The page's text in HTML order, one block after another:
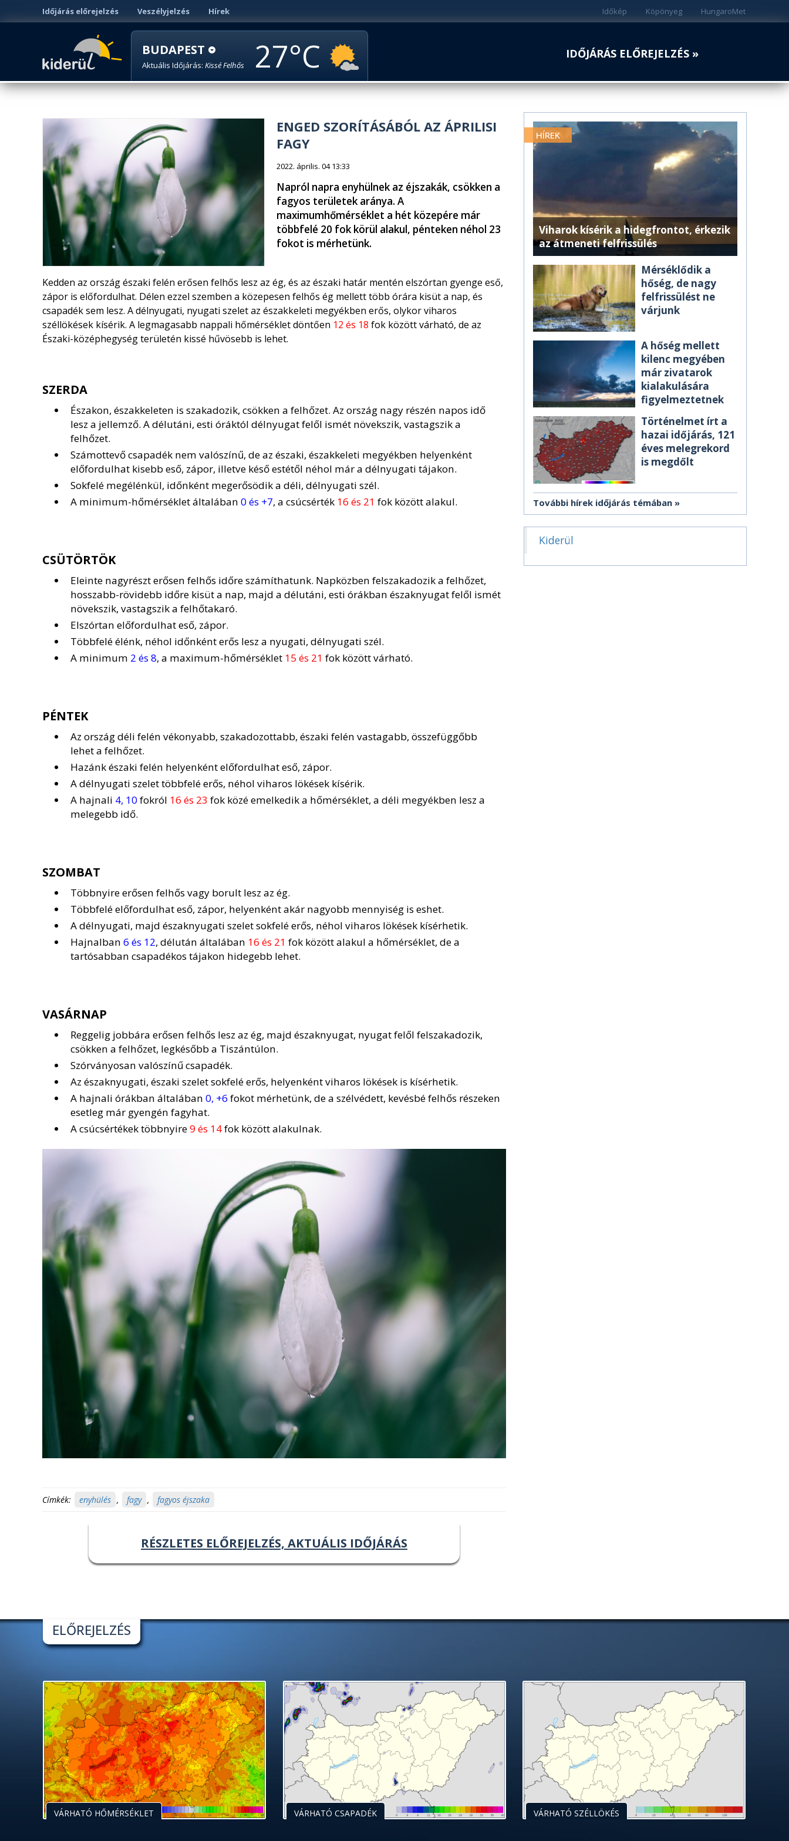
Időjárás előrejelzés Veszélyjelzés Hírek HungaroMet
Köpönyeg
Időkép
BUDAPEST
Aktuális Időjárás: Kissé Felhős 27 IDŐJÁRÁS ELŐREJELZÉS »
ENGED SZORÍTÁSÁBÓL AZ ÁPRILISI
FAGY
2022. április. 04 13:33
Napról napra enyhülnek az éjszakák, csökken a
fagyos területek aránya. A
maximumhőmérséklet a hét közepére már
többfelé 20 fok körül alakul, pénteken néhol 23
fokot is mérhetünk.
Kedden az ország északi felén erősen felhős lesz az ég, és az északi határ mentén elszórtan gyenge eső,
zápor is előfordulhat. Délen ezzel szemben a közepesen felhős ég mellett több órára kisüt a nap, és
csapadék sem lesz. A délnyugati, nyugati szelet az északkeleti megyékben erős, olykor viharos
széllökések kísérik. A legmagasabb nappali hőmérséklet döntően 12 és 18 fok között várható, de az
Északi-középhegység területén kissé hűvösebb is lehet.
SZERDA
Északon, északkeleten is szakadozik, csökken a felhőzet. Az ország nagy részén napos idő
lesz a jellemző. A délutáni, esti óráktól délnyugat felől ismét növekszik, vastagszik a
felhőzet.
Számottevő csapadék nem valószínű, de az északi, északkeleti megyékben helyenként
előfordulhat kisebb eső, zápor, illetve késő estétől néhol már a délnyugati tájakon.
Sokfelé megélénkül, időnként megerősödik a déli, délnyugati szél.
A minimum-hőmérséklet általában 0 és +7, a csúcsérték 16 és 21 fok között alakul.
CSÜTÖRTÖK
Eleinte nagyrészt erősen felhős időre számíthatunk. Napközben felszakadozik a felhőzet,
hosszabb-rövidebb időre kisüt a nap, majd a délutáni, esti órákban északnyugat felől ismét
növekszik, vastagszik a felhőtakaró.
Elszórtan előfordulhat eső, zápor.
Többfelé élénk, néhol időnként erős lesz a nyugati, délnyugati szél.
A minimum 2 és 8, a maximum-hőmérséklet 15 és 21 fok között várható.
PÉNTEK
Az ország déli felén vékonyabb, szakadozottabb, északi felén vastagabb, összefüggőbb
lehet a felhőzet.
Hazánk északi felén helyenként előfordulhat eső, zápor.
A délnyugati szelet többfelé erős, néhol viharos lökések kísérik.
A hajnali 4, 10fokról 16 és 23 fok közé emelkedik a hőmérséklet, a déli megyékben lesz a
melegebb idő.
SZOMBAT
Többnyire erősen felhős vagy borult lesz az ég.
Többfelé előfordulhat eső, zápor, helyenként akár nagyobb mennyiség is eshet.
A délnyugati, majd északnyugati szelet sokfelé erős, néhol viharos lökések kísérhetik.
Hajnalban 6 és 12, délután általában 16 és 21 fok között alakul a hőmérséklet, de a
tartósabban csapadékos tájakon hidegebb lehet.
VASÁRNAP
Reggelig jobbára erősen felhős lesz az ég, majd északnyugat, nyugat felől felszakadozik,
csökken a felhőzet, legkésőbb a Tiszántúlon.
Szórványosan valószínű csapadék.
Az északnyugati, északi szelet sokfelé erős, helyenként viharos lökések is kísérhetik.
A hajnali órákban általában 0, +6 fokot mérhetünk, de a szélvédett, kevésbé felhős részeken
esetleg már gyengén fagyhat.
A csúcsértékek többnyire9 és 14fok között alakulnak.
Címkék: enyhülés , fagy , fagyos éjszaka
RÉSZLETES ELŐREJELZÉS, AKTUÁLIS IDŐJÁRÁS
HÍREK
Viharok kísérik a hidegfrontot, érkezik
az átmeneti felfrissülés
Mérséklődik a
hőség, de nagy
felfrissülést ne
várjunk
A hőség mellett
kilenc megyében
már zivatarok
kialakulására
figyelmeztetnek
Történelmet írt a
hazai időjárás, 121
éves melegrekord
is megdőlt
További hírek időjárás témában
Kiderül
ELŐREJELZÉS
VÁRHATÓ HŐMÉRSÉKLET VÁRHATÓ CSAPADÉK VÁRHATÓ SZÉLLÖKÉS